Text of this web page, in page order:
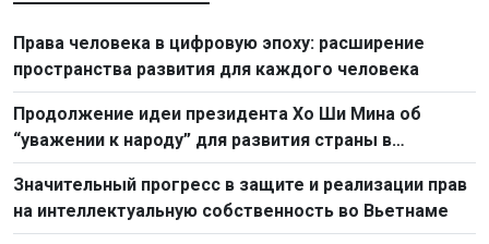
Права человека в цифровую эпоху: расширение
пространства развития для каждого человека
Продолжение идеи президента Хо Ши Мина об
“уважении к народу” для развития страны в
нынешних условиях
Значительный прогресс в защите и реализации прав
на интеллектуальную собственность во Вьетнаме